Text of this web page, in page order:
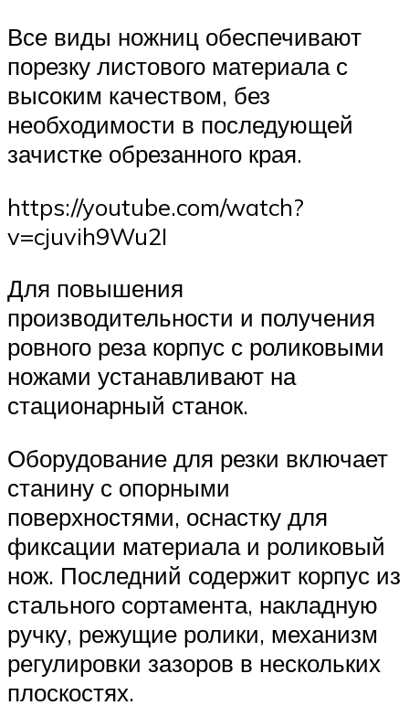
Все виды ножниц обеспечивают
порезку листового материала с
высоким качеством, без
необходимости в последующей
зачистке обрезанного края.
https://youtube.com/watch?
v=cjuvih9Wu2I
Для повышения
производительности и получения
ровного реза корпус с роликовыми
ножами устанавливают на
стационарный станок.
Оборудование для резки включает
станину с опорными
поверхностями, оснастку для
фиксации материала и роликовый
нож. Последний содержит корпус из
стального сортамента, накладную
ручку, режущие ролики, механизм
регулировки зазоров в нескольких
плоскостях.